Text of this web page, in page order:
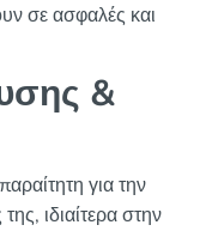
σε ασφαλές και
&
για την
ιδιαίτερα στην